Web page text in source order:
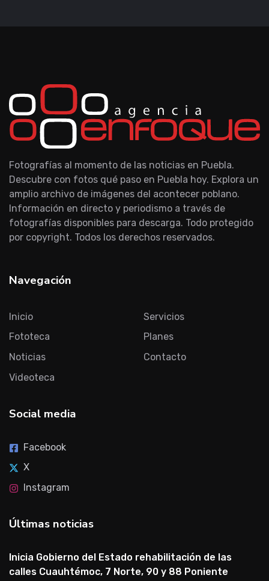
Fotografías al momento de las noticias en Puebla.
Descubre con fotos qué paso en Puebla hoy. Explora un
amplio archivo de imágenes del acontecer poblano.
Información en directo y periodismo a través de
fotografías disponibles para descarga. Todo protegido
por copyright. Todos los derechos reservados.
Navegación
Inicio
Fototeca
Noticias
Videoteca
Servicios
Planes
Contacto
Social media
Facebook
X
Instagram
Últimas noticias
Inicia Gobierno del Estado rehabilitación de las
calles Cuauhtémoc, 7 Norte, 90 y 88 Poniente